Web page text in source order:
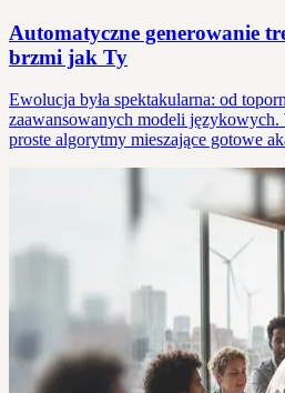
Automatyczne generowanie
brzmi jak Ty
Ewolucja była spektakularna: od
zaawansowanych modeli
proste algorytmy mieszające gotowe